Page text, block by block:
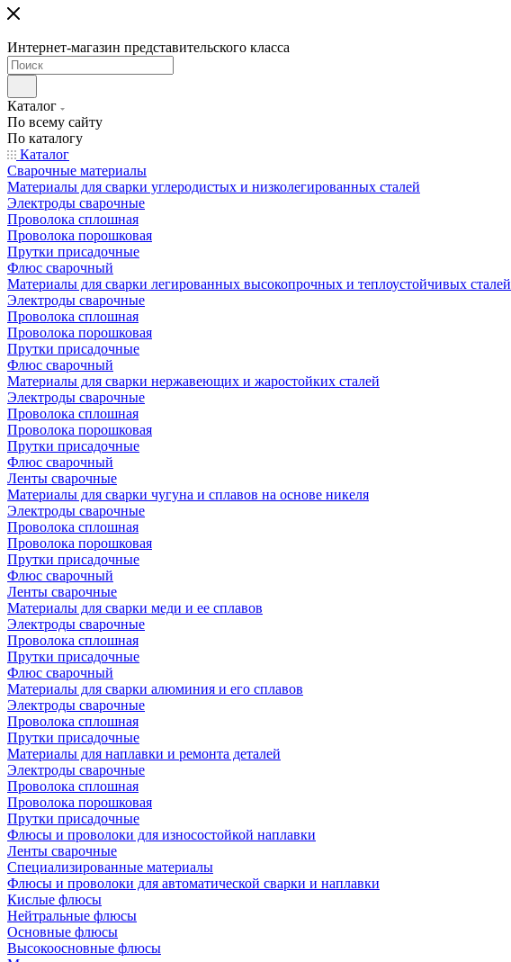
Интернет-магазин представительского класса
Каталог
По всему сайту
По каталогу
Каталог
Сварочные материалы
Материалы для сварки углеродистых и низколегированных сталей
Электроды сварочные
Проволока сплошная
Проволока порошковая
Прутки присадочные
Флюс сварочный
Материалы для сварки легированных высокопрочных и теплоустойчивых сталей
Электроды сварочные
Проволока сплошная
Проволока порошковая
Прутки присадочные
Флюс сварочный
Материалы для сварки нержавеющих и жаростойких сталей
Электроды сварочные
Проволока сплошная
Проволока порошковая
Прутки присадочные
Флюс сварочный
Ленты сварочные
Материалы для сварки чугуна и сплавов на основе никеля
Электроды сварочные
Проволока сплошная
Проволока порошковая
Прутки присадочные
Флюс сварочный
Ленты сварочные
Материалы для сварки меди и ее сплавов
Электроды сварочные
Проволока сплошная
Прутки присадочные
Флюс сварочный
Материалы для сварки алюминия и его сплавов
Электроды сварочные
Проволока сплошная
Прутки присадочные
Материалы для наплавки и ремонта деталей
Электроды сварочные
Проволока сплошная
Проволока порошковая
Прутки присадочные
Флюсы и проволоки для износостойкой наплавки
Ленты сварочные
Специализированные материалы
Флюсы и проволоки для автоматической сварки и наплавки
Кислые флюсы
Нейтральные флюсы
Основные флюсы
Высокоосновные флюсы